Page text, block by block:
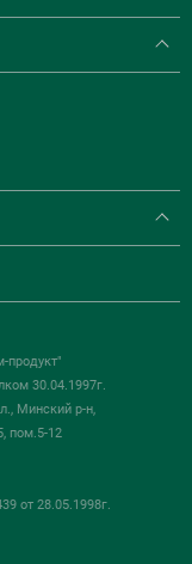
продукт"
30.04.1997г.
Минский р-н,
пом.5-12
от 28.05.1998г.